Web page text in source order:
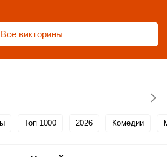
Все викторины
Топ 1000 2026 Комедии